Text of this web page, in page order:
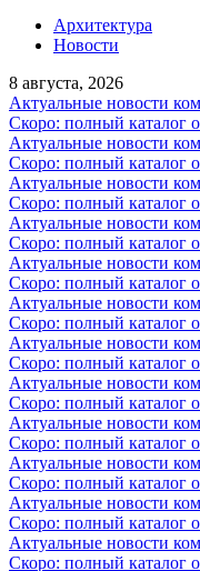
Архитектура
Новости
8 августа, 2026
Актуальные новости
Скоро: полный каталог
Актуальные новости
Скоро: полный каталог
Актуальные новости
Скоро: полный каталог
Актуальные новости
Скоро: полный каталог
Актуальные новости
Скоро: полный каталог
Актуальные новости
Скоро: полный каталог
Актуальные новости
Скоро: полный каталог
Актуальные новости
Скоро: полный каталог
Актуальные новости
Скоро: полный каталог
Актуальные новости
Скоро: полный каталог
Актуальные новости
Скоро: полный каталог
Актуальные новости
Скоро: полный каталог